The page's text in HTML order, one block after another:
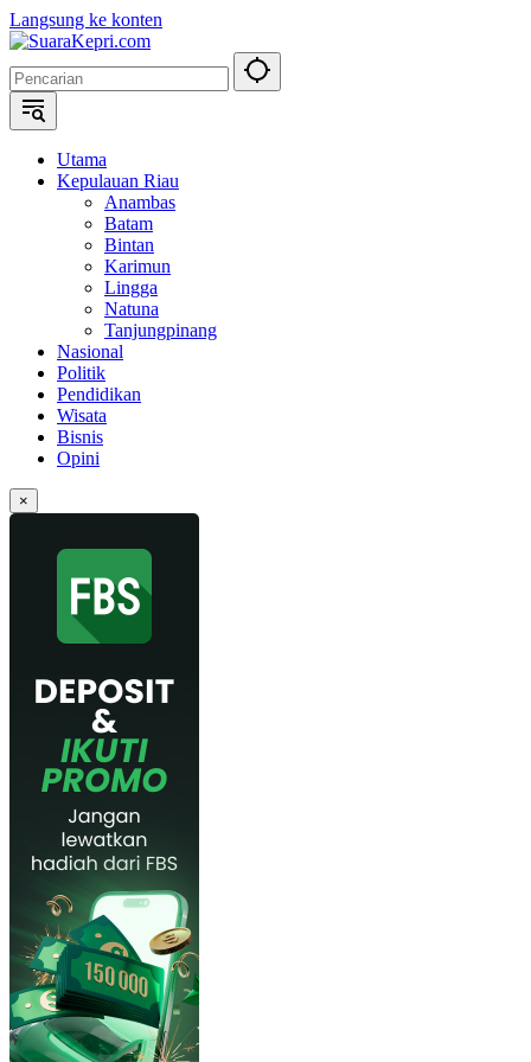
Langsung ke konten
Utama
Kepulauan Riau
Anambas
Batam
Bintan
Karimun
Lingga
Natuna
Tanjungpinang
Nasional
Politik
Pendidikan
Wisata
Bisnis
Opini
×